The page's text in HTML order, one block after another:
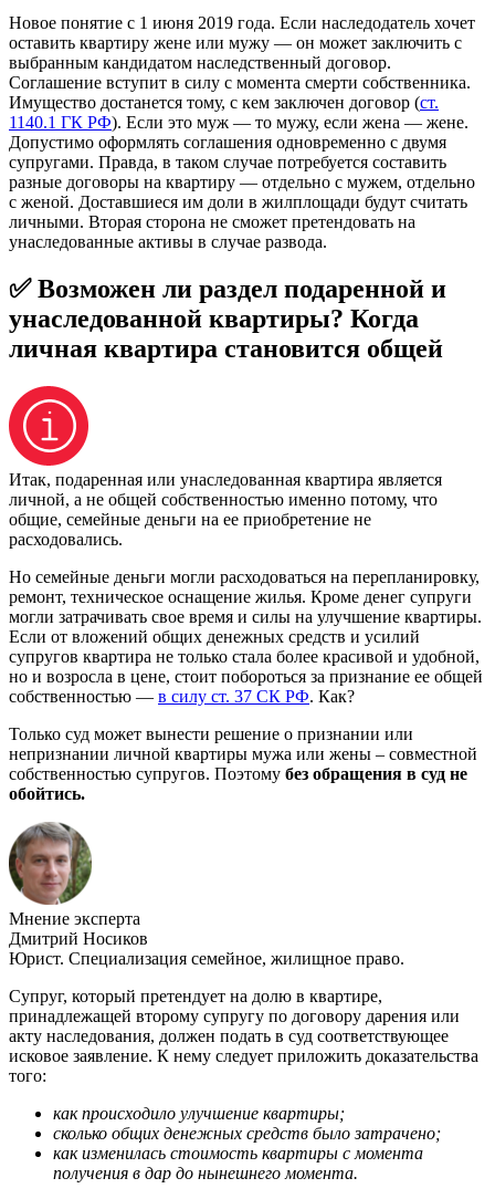
Новое понятие с 1 июня 2019 года. Если наследодатель хочет
оставить квартиру жене или мужу — он может заключить с
выбранным кандидатом наследственный договор.
Соглашение вступит в силу с момента смерти собственника.
Имущество достанется тому, с кем заключен договор (ст.
1140.1 ГК РФ). Если это муж — то мужу, если жена — жене.
Допустимо оформлять соглашения одновременно с двумя
супругами. Правда, в таком случае потребуется составить
разные договоры на квартиру — отдельно с мужем, отдельно
с женой. Доставшиеся им доли в жилплощади будут считать
личными. Вторая сторона не сможет претендовать на
унаследованные активы в случае развода.
✅ Возможен ли раздел подаренной и
унаследованной квартиры? Когда
личная квартира становится общей
Итак, подаренная или унаследованная квартира является
личной, а не общей собственностью именно потому, что
общие, семейные деньги на ее приобретение не
расходовались.
Но семейные деньги могли расходоваться на перепланировку,
ремонт, техническое оснащение жилья. Кроме денег супруги
могли затрачивать свое время и силы на улучшение квартиры.
Если от вложений общих денежных средств и усилий
супругов квартира не только стала более красивой и удобной,
но и возросла в цене, стоит побороться за признание ее общей
собственностью — в силу ст. 37 СК РФ. Как?
Только суд может вынести решение о признании или
непризнании личной квартиры мужа или жены – совместной
собственностью супругов. Поэтому без обращения в суд не
обойтись.
Мнение эксперта
Дмитрий Носиков
Юрист. Специализация семейное, жилищное право.
Супруг, который претендует на долю в квартире,
принадлежащей второму супругу по договору дарения или
акту наследования, должен подать в суд соответствующее
исковое заявление. К нему следует приложить доказательства
того:
как происходило улучшение квартиры;
сколько общих денежных средств было затрачено;
как изменилась стоимость квартиры с момента
получения в дар до нынешнего момента.